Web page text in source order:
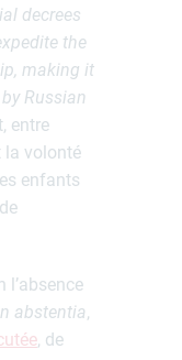
decrees
the
making it
Russian
entre
la volonté
enfants
l’absence
abstentia,
, de